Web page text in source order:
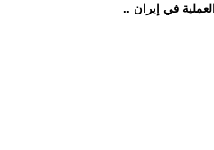
في إيران